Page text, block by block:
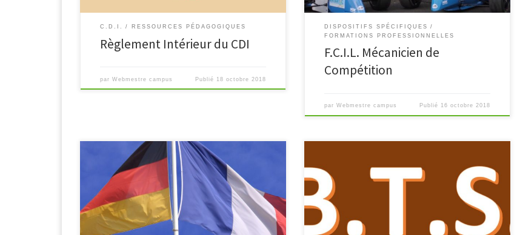
C.D.I. RESSOURCES PÉDAGOGIQUES
Règlement Intérieur du CDI
par Webmestre campus Publié 18 octobre 2018
DISPOSITIFS SPÉCIFIQUES
FORMATIONS PROFESSIONNELLES
F.C.I.L. Mécanicien de
Compétition
par Webmestre campus Publié 16 octobre 2018
Le campus a conclut e un partenariat scolaire et des
actions de mobilité avec le Märkisches gymnasium
de Hamm.
Économie Sociale et Familliale Maintenance des
Matériels de Construction et de Manutention Support
à l’Action Managériale Techniques et Services en
Matériels Agricole Économie Sociale et Familliale Le
titulaire est un […]